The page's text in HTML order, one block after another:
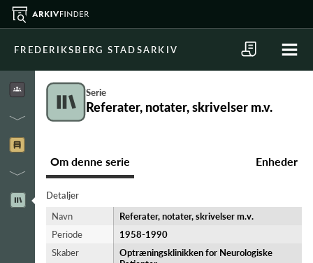
FREDERIKSBERG STADSARKIV
Serie
Referater, notater, skrivelser m.v.
Om denne serie Enheder
Detaljer
Navn
Referater, notater, skrivelser m.v.
Periode
1958-​1990
Skaber
Optræningsklinikken for Neurologiske